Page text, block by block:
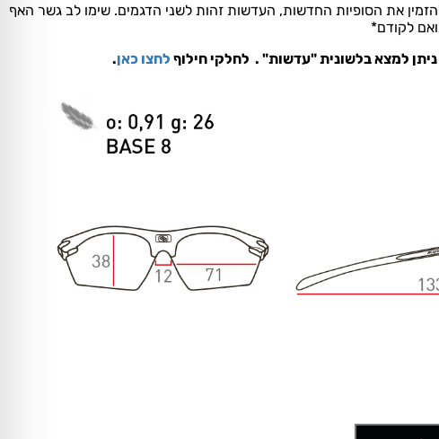
להזמין את הסופיות החדשות, העדשות זהות לשני הדגמים. שימו לב גשר האף
לקודם*
למצא בלשונית "עדשות" . לחלקי חילוף לחצו כאן.